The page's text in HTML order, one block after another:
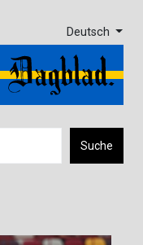
Deutsch
Suche